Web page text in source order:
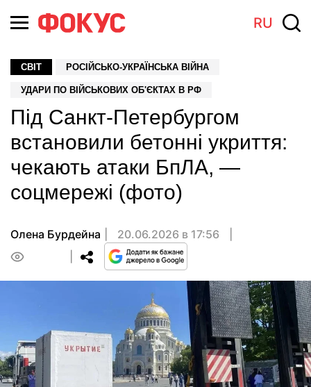
RU
СВІТ РОСІЙСЬКО-УКРАЇНСЬКА ВІЙНА
УДАРИ ПО ВІЙСЬКОВИХ ОБ'ЄКТАХ В РФ
Під Санкт-Петербургом
встановили бетонні укриття:
чекають атаки БпЛА, —
соцмережі (фото)
Олена Бурдейна
20.06.2026 в 17:56